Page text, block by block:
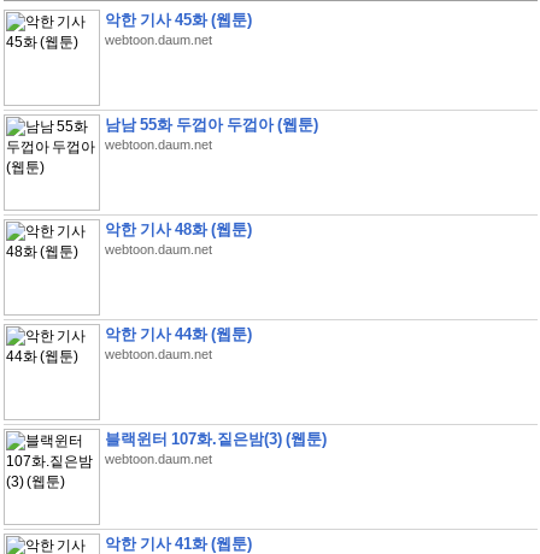
악한 기사 45화 (웹툰)
webtoon.daum.net
남남 55화 두껍아 두껍아 (웹툰)
webtoon.daum.net
악한 기사 48화 (웹툰)
webtoon.daum.net
악한 기사 44화 (웹툰)
webtoon.daum.net
블랙윈터 107화.짙은밤(3) (웹툰)
webtoon.daum.net
악한 기사 41화 (웹툰)